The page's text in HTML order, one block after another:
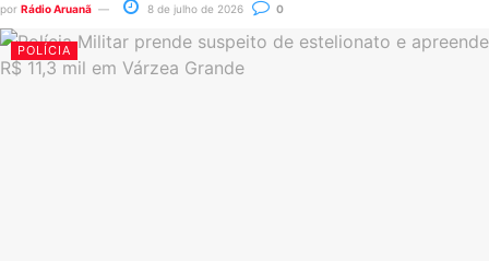
por Rádio Aruanã 8 de julho de 2026 0
POLÍCIA